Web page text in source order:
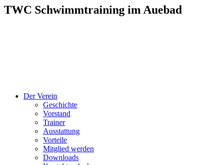
TWC Schwimmtraining im Auebad
Der Verein
Geschichte
Vorstand
Trainer
Ausstattung
Vorteile
Mitglied werden
Downloads